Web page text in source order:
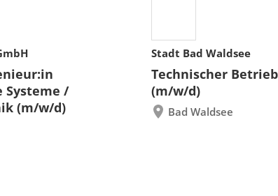
Systeme /
(m/w/d)
Stadt Bad Waldsee
Technischer
(m/w/d)
Bad Waldsee